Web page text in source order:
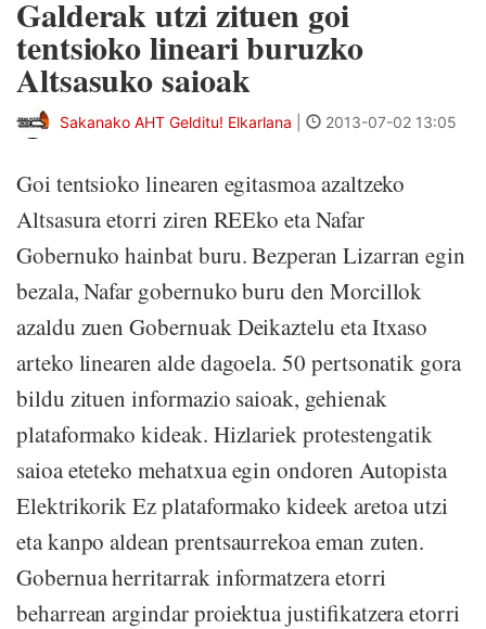
Galderak utzi zituen goi
tentsioko lineari buruzko
Altsasuko saioak
Sakanako AHT Gelditu! Elkarlana 2013-07-02 13:05
Goi tentsioko linearen egitasmoa azaltzeko
Altsasura etorri ziren REEko eta Nafar
Gobernuko hainbat buru. Bezperan Lizarran egin
bezala, Nafar gobernuko buru den Morcillok
azaldu zuen Gobernuak Deikaztelu eta Itxaso
arteko linearen alde dagoela. 50 pertsonatik gora
bildu zituen informazio saioak, gehienak
plataformako kideak. Hizlariek protestengatik
saioa eteteko mehatxua egin ondoren Autopista
Elektrikorik Ez plataformako kideek aretoa utzi
eta kanpo aldean prentsaurrekoa eman zuten.
Gobernua herritarrak informatzera etorri
beharrean argindar proiektua justifikatzera etorri